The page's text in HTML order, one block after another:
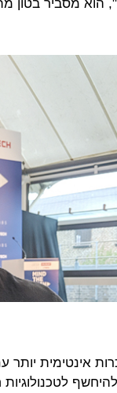
הוא מסביר בטון
אינטימית יותר